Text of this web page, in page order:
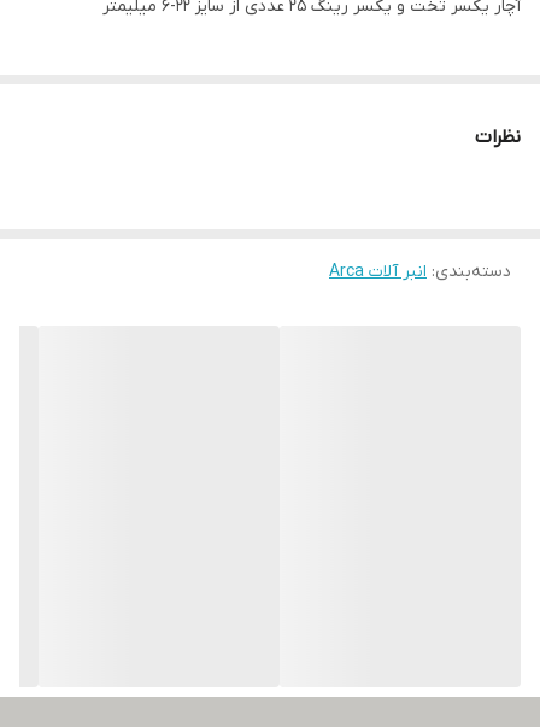
آچار یکسر تخت و یکسر رینگ 25 عددی از سایز 22-6 میلیمتر
نظرات
دسته‌بندی: انبر آلات Arca